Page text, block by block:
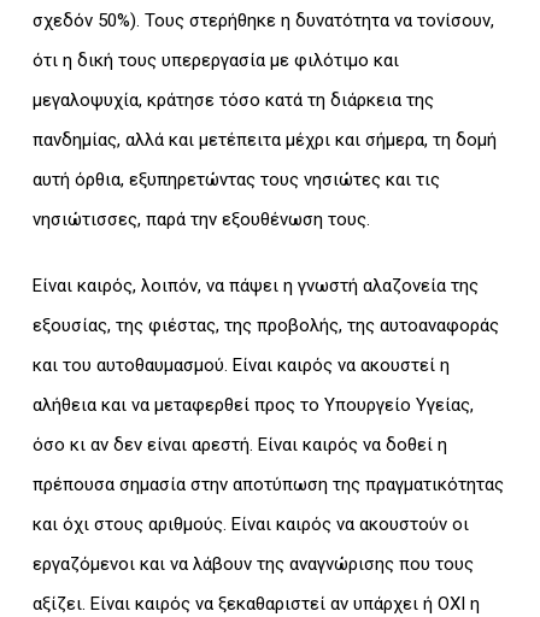
σχεδόν 50%). Τους στερήθηκε η δυνατότητα να τονίσουν,
ότι η δική τους υπερεργασία με φιλότιμο και
μεγαλοψυχία, κράτησε τόσο κατά τη διάρκεια της
πανδημίας, αλλά και μετέπειτα μέχρι και σήμερα, τη δομή
αυτή όρθια, εξυπηρετώντας τους νησιώτες και τις
νησιώτισσες, παρά την εξουθένωση τους.
Είναι καιρός, λοιπόν, να πάψει η γνωστή αλαζονεία της
εξουσίας, της φιέστας, της προβολής, της αυτοαναφοράς
και του αυτοθαυμασμού. Είναι καιρός να ακουστεί η
αλήθεια και να μεταφερθεί προς το Υπουργείο Υγείας,
όσο κι αν δεν είναι αρεστή. Είναι καιρός να δοθεί η
πρέπουσα σημασία στην αποτύπωση της πραγματικότητας
και όχι στους αριθμούς. Είναι καιρός να ακουστούν οι
εργαζόμενοι και να λάβουν της αναγνώρισης που τους
αξίζει. Είναι καιρός να ξεκαθαριστεί αν υπάρχει ή ΟΧΙ η